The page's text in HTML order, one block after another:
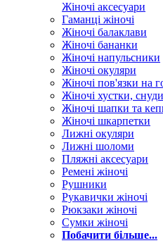
Жіночі аксесуари
Гаманці жіночі
Жіночі балаклави
Жіночі бананки
Жіночі напульсники
Жіночі окуляри
Жіночі пов'язки на
Жіночі хустки,
Жіночі шапки та
Жіночі шкарпетки
Лижні окуляри
Лижні шоломи
Пляжні аксесуари
Ремені жіночі
Рушники
Рукавички жіночі
Рюкзаки жіночі
Сумки жіночі
Побачити більше...